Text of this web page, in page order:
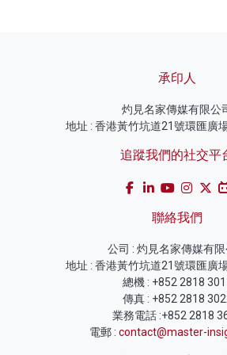
承印人
灼見名家傳媒有限公
地址 : 香港黃竹坑道21號環匯廣
追蹤我們的社交平
聯絡我們
公司 : 灼見名家傳媒有限
地址 : 香港黃竹坑道21號環匯廣
總機 : +852 2818
傳真 : +852 2818
業務電話 :+852 2818
電郵 : contact@master-